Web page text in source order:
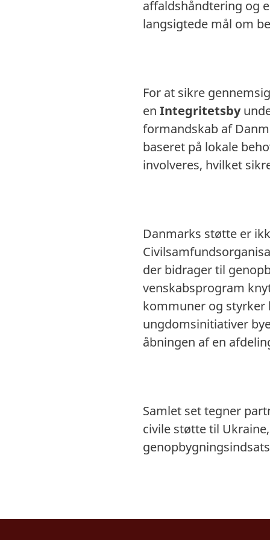
affaldshåndtering og
langsigtede mål om
For at sikre
enIntegritetsby
formandskab af
baseret på lokale
involveres, hvilket
Danmarks støtte er
der bidrager til
venskabsprogram
kommuner og styrker
ungdomsinitiativer
åbningen af en
Samlet set tegner
civile støtte til